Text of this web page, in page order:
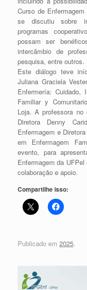
Curso de
se discutiu sobre
programas
possam ser
intercâmbio de
pesquisa, entre outros.
Este diálogo teve
Juliana Graciela
Enfermería: Cuidado,
Familiar y
Loja. A professora no
Diretora Denny
Enfermagem e
em Enfermagem
evento, para
Enfermagem da
colaboração e apoio.
Compartilhe isso:
Publicado em 2025.